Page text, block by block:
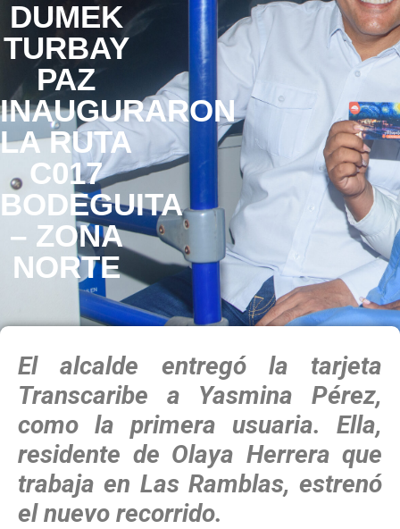
DUMEK
TURBAY
PAZ
INAUGURARON
LA RUTA
C017
BODEGUITA
– ZONA
NORTE
El alcalde entregó la tarjeta
Transcaribe a Yasmina Pérez,
como la primera usuaria. Ella,
residente de Olaya Herrera que
trabaja en Las Ramblas, estrenó
el nuevo recorrido.